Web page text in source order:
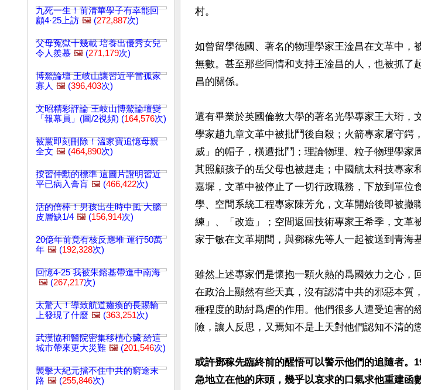
九死一生！前清華學子有幸能回
顧4·25上訪 🖼️ (272,887次)
父母冤獄十幾載 培養出優秀女兒
令人羨慕 🖼️ (271,179次)
博鰲論壇 王岐山讓習近平當孤家
寡人 🖼️ (396,403次)
文昭精彩評論 王岐山博鰲論壇變
「報幕員」(圖/2視頻) (164,576次)
被黨即刻刪除！溫家寶追憶母親
全文 🖼️ (464,890次)
按習仲勳的標準 這圖片證明習近
平已病入膏肓 🖼️ (466,422次)
活的倍棒！男孩出生時中風 大腦
皮層缺1/4 🖼️ (156,914次)
20億年前竟有核反應堆 運行50萬
年 🖼️ (192,328次)
回憶4-25 我被朱鎔基帶進中南海
🖼️ (267,217次)
太驚人！導致航道癱瘓的長賜輪
上發現了什麼 🖼️ (363,251次)
武漢協和醫院密集移植心臟 給這
城市帶來更大災難 🖼️ (201,546次)
襲擊大紀元擋不住中共的窮途末
路 🖼️ (255,846次)
村。
如曾留學德國、著名的物理學家王淦昌在文革中，
無數。甚至那些同情和支持王淦昌的人，也被抓了
昌的關係。
還有畢業於英國倫敦大學的著名光學專家王大珩，
學家趙九章文革中被批鬥後自殺；火箭專家屠守鍔
威」的帽子，橫遭批鬥；理論物理、粒子物理學家
其照顧孩子的岳父母也被趕走；中國航太科技專家
嘉墀，文革中被停止了一切行政職務，下放到單位
學、空間系統工程專家陳芳允，文革開始後即被撤
練」、「改造」；空間返回技術專家王希季，文革
家于敏在文革期間，與鄧稼先等人一起被送到青
雖然上述專家們是懷抱一顆火熱的爲國效力之心，
在政治上顯然有些天真，沒有認清中共的邪惡本質
種程度的助紂爲虐的作用。他們很多人遭受迫害的
險，讓人反思，又焉知不是上天對他們認知不清的
或許鄧稼先臨終前的醒悟可以警示他們的追隨者。
急地立在他的床頭，幾乎以哀求的口氣求他重建函